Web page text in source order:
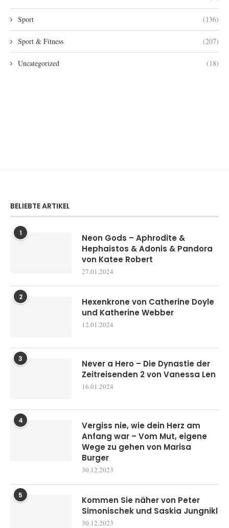
Sport (136)
Sport & Fitness (207)
Uncategorized (18)
BELIEBTE ARTIKEL
1
Neon Gods – Aphrodite &
Hephaistos & Adonis & Pandora
von Katee Robert
27.01.2024
2
Hexenkrone von Catherine Doyle
und Katherine Webber
12.01.2024
3
Never a Hero – Die Dynastie der
Zeitreisenden 2 von Vanessa Len
16.01.2024
4
Vergiss nie, wie dein Herz am
Anfang war – Vom Mut, eigene
Wege zu gehen von Marisa
Burger
30.12.2023
5
Kommen Sie näher von Peter
Simonischek und Saskia Jungnikl
30.12.2023